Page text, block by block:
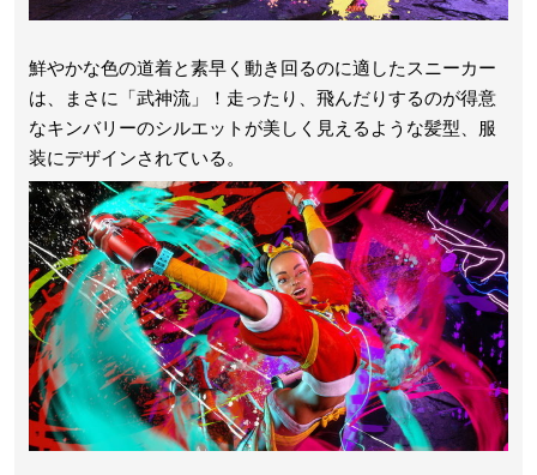
鮮やかな色の道着と素早く動き回るのに適したスニーカー
は、まさに「武神流」！走ったり、飛んだりするのが得意
なキンバリーのシルエットが美しく見えるような髪型、服
装にデザインされている。